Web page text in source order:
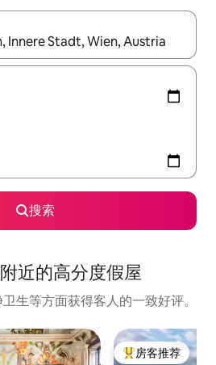
下方向键查看，或通过点击或滑动手势
搜索
近的高分度假屋
生等方面获得客人的一致好评。
热门「房客推荐」
房客推荐